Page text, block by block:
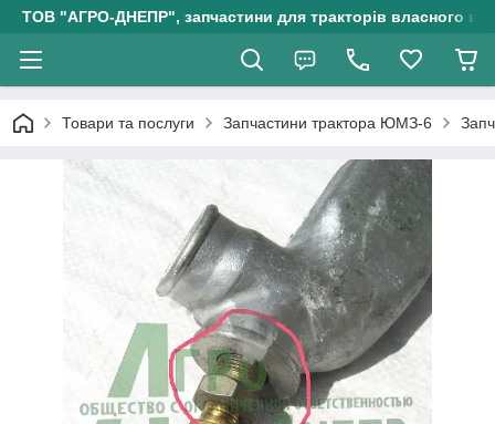
ТОВ "АГРО-ДНЕПР", запчастини для тракторів власного
Товари та послуги Запчастини трактора ЮМЗ-6